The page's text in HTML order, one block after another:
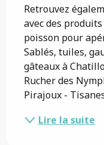
Retrouvez
avec des
poisson pour
Sablés, tuiles,
gâteaux à
Rucher des
Pirajoux -
Lire la suite